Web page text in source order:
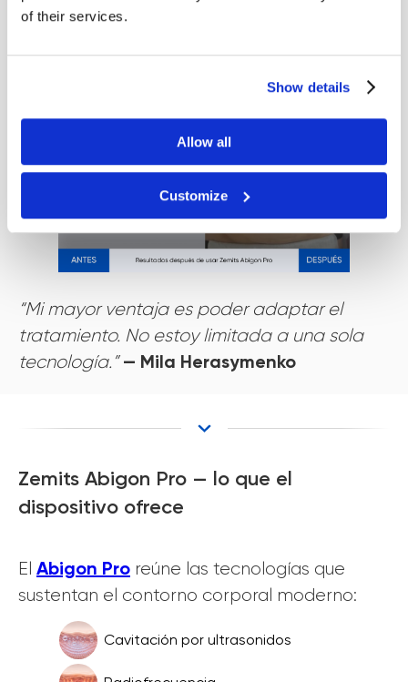
of their services.
Show details
Allow all
Customize
“Mi mayor ventaja es poder adaptar el
tratamiento. No estoy limitada a una sola
tecnología.”— Mila Herasymenko
Zemits Abigon Pro — lo que el
dispositivo ofrece
El Abigon Pro reúne las tecnologías que
sustentan el contorno corporal moderno:
Cavitación por ultrasonidos